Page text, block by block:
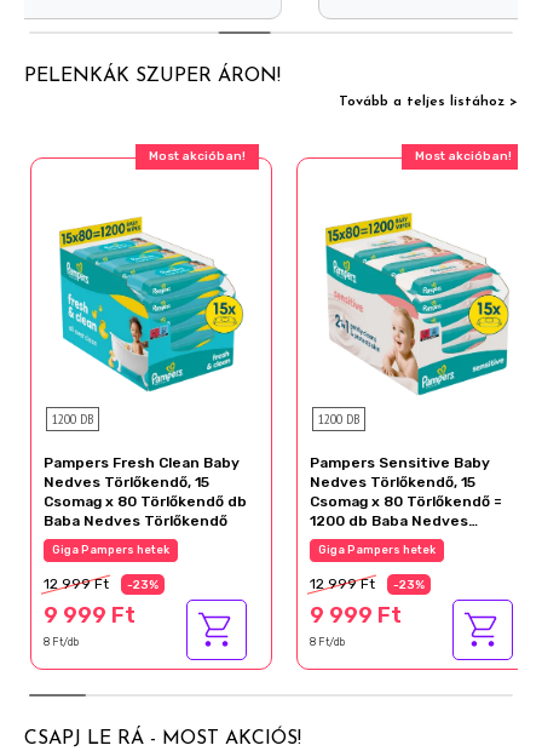
PELENKÁK SZUPER ÁRON!
Tovább a teljes listához >
Most akcióban!
1200 DB
Pampers Fresh Clean Baby
Nedves Törlőkendő, 15
Csomag x 80 Törlőkendő db
Baba Nedves Törlőkendő
Giga Pampers hetek
12 999 Ft -23%
9 999 Ft
8 Ft/db
Most akcióban!
1200 DB
Pampers Sensitive Baby
Nedves Törlőkendő, 15
Csomag x 80 Törlőkendő =
1200 db Baba Nedves
Törlőkendő
Giga Pampers hetek
12 999 Ft -23%
9 999 Ft
8 Ft/db
CSAPJ LE RÁ - MOST AKCIÓS!